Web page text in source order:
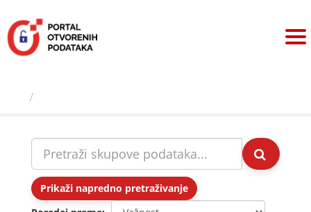
sadržaj
Prikaži napredno pretraživanje